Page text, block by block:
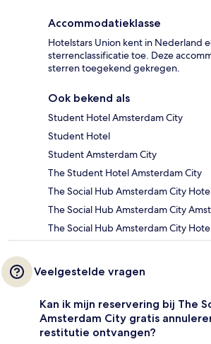
Accommodatieklasse
Hotelstars Union kent in Nederland
sterrenclassificatie toe. Deze
sterren toegekend gekregen.
Ook bekend als
Student Hotel Amsterdam City
Student Hotel
Student Amsterdam City
The Student Hotel Amsterdam City
The Social Hub Amsterdam City
The Social Hub Amsterdam City
The Social Hub Amsterdam City
Veelgestelde vragen
Kan ik mijn reservering bij The
Amsterdam City gratis
restitutie ontvangen?